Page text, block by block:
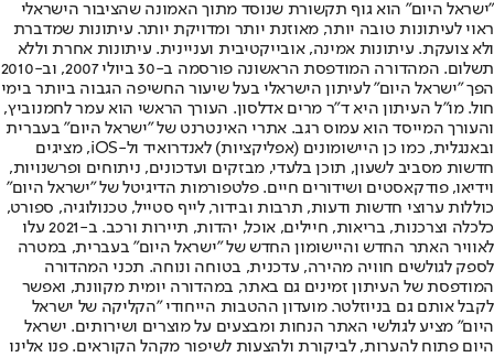
"ישראל היום" הוא גוף תקשורת שנוסד מתוך האמונה שהציבור הישראלי
ראוי לעיתונות טובה יותר, מאוזנת יותר ומדויקת יותר. עיתונות שמדברת
ולא צועקת. עיתונות אמינה, אובייקטיבית ועניינית. עיתונות אחרת וללא
תשלום. המהדורה המודפסת הראשונה פורסמה ב-30 ביולי 2007, וב-2010
הפך "ישראל היום" לעיתון הישראלי בעל שיעור החשיפה הגבוה ביותר בימי
חול. מו"ל העיתון היא ד"ר מרים אדלסון. העורך הראשי הוא עמר לחמנוביץ,
והעורך המייסד הוא עמוס רגב. אתרי האינטרנט של "ישראל היום" בעברית
ובאנגלית, כמו כן היישומונים (אפליקציות) לאנדרואיד ול-iOS, מציגים
חדשות מסביב לשעון, תוכן בלעדי, מבזקים ועדכונים, ניתוחים ופרשנויות,
וידיאו, פודקאסטים ושידורים חיים. פלטפורמות הדיגיטל של "ישראל היום"
כוללות ערוצי חדשות ודעות, תרבות ובידור, לייף סטייל, טכנולוגיה, ספורט,
כלכלה וצרכנות, בריאות, חיילים, אוכל, יהדות, תיירות ורכב. ב-2021 עלו
לאוויר האתר החדש והיישומון החדש של "ישראל היום" בעברית, במטרה
לספק לגולשים חוויה מהירה, עדכנית, בטוחה ונוחה. תכני המהדורה
המודפסת של העיתון זמינים גם באתר, במהדורה יומית מקוונת, ואפשר
לקבל אותם גם בניוזלטר. מועדון ההטבות הייחודי "הקליקה של ישראל
היום" מציע לגולשי האתר הנחות ומבצעים על מוצרים ושירותים. ישראל
היום פתוח להערות, לביקורת ולהצעות לשיפור מקהל הקוראים. פנו אלינו